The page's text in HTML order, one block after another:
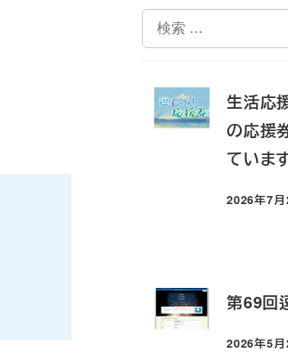
検
索
生活応
の応援
ていま
投稿日
2026年7月
第69回
投稿日
2026年5月